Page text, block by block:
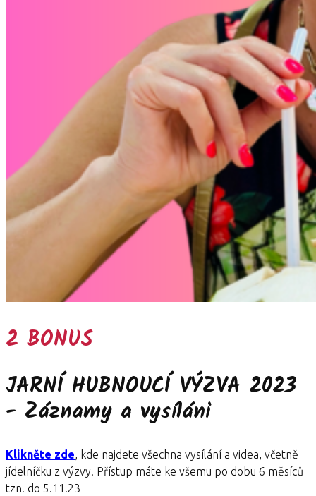
2 BONUS
JARNÍ HUBNOUCÍ VÝZVA 2023
- Záznamy a vysíláni
Klikněte zde, kde najdete všechna vysílání a videa, včetně
jídelníčku z výzvy. Přístup máte ke všemu po dobu 6 měsíců
tzn. do 5.11.23